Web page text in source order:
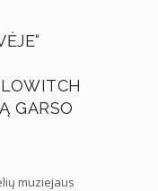
GARSO
muziejaus